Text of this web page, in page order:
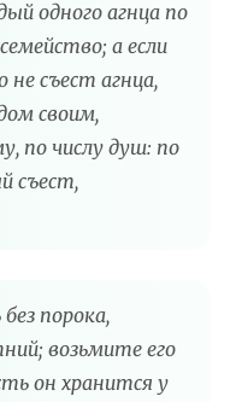
одного агнца по
а если
съест агнца,
своим,
по числу душ: по
съест,
порока,
возьмите его
он хранится у